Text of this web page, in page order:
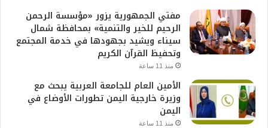
مفتي الجمهورية يزور «مؤسسة الرحمن
الرحيم للخير والتنمية» بمحافظة شمال
سيناء ويشيد بجهودها في خدمة المجتمع
وتحفيظ القرآن الكريم
منذ 11 ساعة
الأمين العام للجامعة العربية يبحث مع
وزيرة خارجية اليمن تطورات الأوضاع في
اليمن
منذ 11 ساعة